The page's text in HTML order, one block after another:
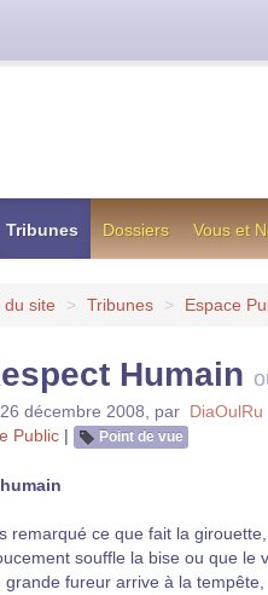
Tribunes Dossiers Vous et
du site > Tribunes > Espace
Humain
décembre 2008 par DiaOulRu
Public | Point de vue
remarqué ce que fait la girouette,
souffle la bise ou que le
grande fureur arrive à la tempête,
jusqu’en octobre